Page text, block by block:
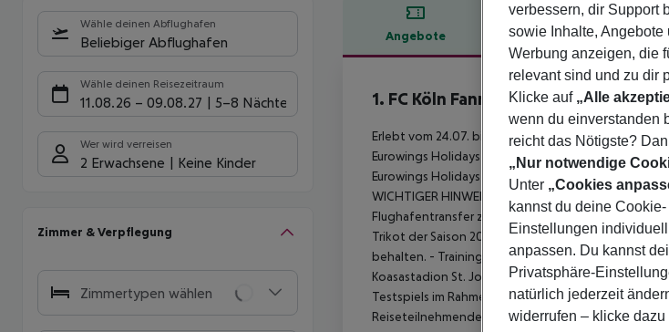
Wähle deinen Abflughafen
Beliebiger Abflughafen
Wähle deinen Reisezeitraum
11.08.26 – 09.08.27 5-8 Nächte
Wer wird verreisen
2 Erwachsene Keine Kinder
Zimmer & Verpflegung
Zimmertypen wählen
Angebote Hotelbeschreibung
Hotelbeschreibung
1. FC Köln Fanreise - Hotel Neuwirt
Erlebt vom 24.07. bis 31.07.2026 eine
Eurowings Holidays Flieger von Köln direkt nach
Eurowings Holidays machen's möglich: Fans und
WICHTIGER HINWEIS: für die Fanreise berechtigt
Flughafentransfer zum Hotel und zurück ist inklusive.
Trikot der Saison 2026/2027. Die Abfrage der
behalten. - Trainingseinheiten: die
Koasastadion St. Johann ist mit den öffentlichen
Testspiels im Rahmen des Trainingslagers ist im
Reiseteilnehmenden der Reise garantiert ist.
verbessern, dir Support
sowie Inhalte, Angebote
Werbung anzeigen, die
relevant sind und zu dir
Klicke auf „Alle
wenn du einverstanden
reicht das Nötigste?
„Nur notwendige
Unter „Cookies
kannst du deine Cookie-
Einstellungen individuell
anpassen. Du kannst
Privatsphäre-
natürlich jederzeit
widerrufen – klicke dazu